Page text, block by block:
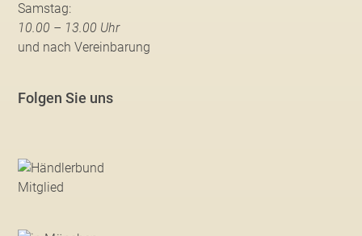
Samstag:
10.00 – 13.00 Uhr
und nach Vereinbarung
Folgen Sie uns